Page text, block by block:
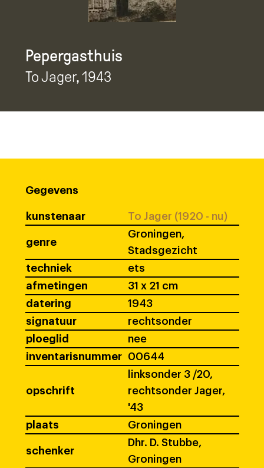
Pepergasthuis
To Jager, 1943
Gegevens
kunstenaar To Jager (1920 - nu)
genre
Groningen,
Stadsgezicht
techniek
ets
afmetingen
31 x 21 cm
datering
1943
signatuur
rechtsonder
ploeglid
nee
inventarisnummer
00644
opschrift
linksonder 3 /20,
rechtsonder Jager,
'43
plaats
Groningen
schenker
Dhr. D. Stubbe,
Groningen